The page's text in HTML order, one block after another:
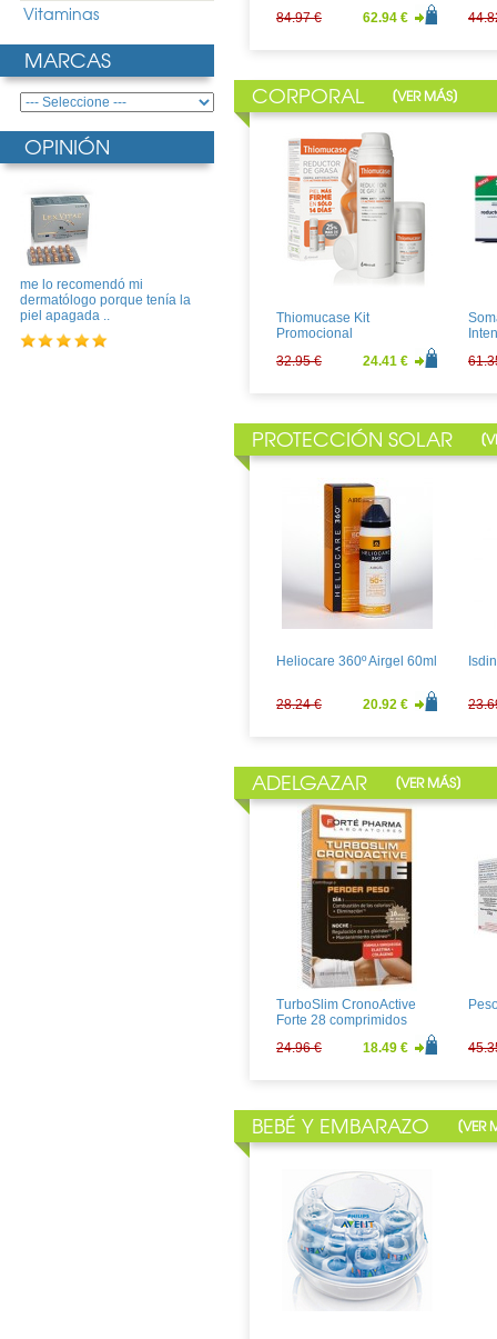
Vitaminas
MARCAS
OPINIÓN
me lo recomendó mi
dermatólogo porque tenía la
piel apagada ..
84.97 €
62.94 €
MartiDerm KRONO AGE
Sérum 30ml
CORPORAL [VER MÁS]
Thiomucase Kit
Promocional
32.95 €
24.41 €
Martiderm HIDRA-
FIRMING Locion Corporal
400ml
PROTECCIÓN SOLAR [
Heliocare 360º Airgel 60ml
28.24 € 20.92 €
Heliocare 90 Capsulas
39.20 € 29.04 €
ADELGAZAR [VER MÁS]
TurboSlim CronoActive
Forte 28 comprimidos
24.96 €
18.49 €
Natreen 300 comprimidos
BEBÉ Y EMBARAZO [VER